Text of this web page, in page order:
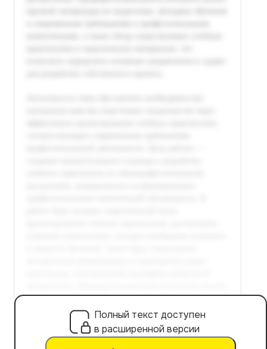
Полный текст доступен
в расширенной версии